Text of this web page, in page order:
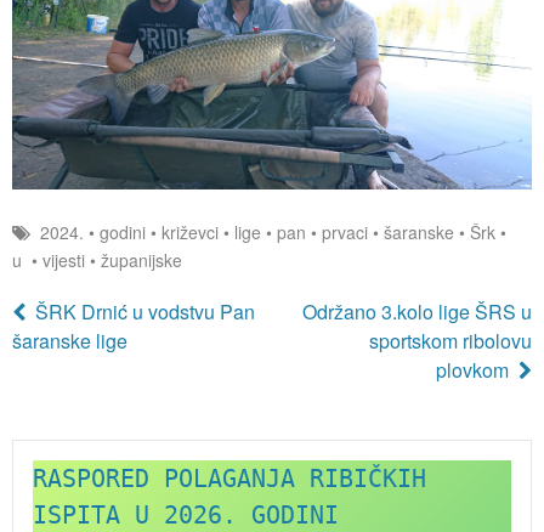
2024. • godini • križevci • lige • pan • prvaci • šaranske • Šrk •
u • vijesti • županijske
ŠRK Drnić u vodstvu Pan
šaranske lige
Održano 3.kolo lige ŠRS u
sportskom ribolovu
plovkom
RASPORED POLAGANJA RIBIČKIH
ISPITA U 2026. GODINI